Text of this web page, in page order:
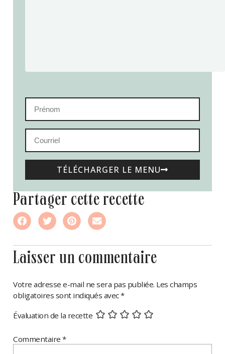
TÉLÉCHARGER LE MENU
partager cette recette
laisser un commentaire
Votre adresse e-mail ne sera pas publiée. Les champs
obligatoires sont indiqués avec*
Évaluation de la recette
Commentaire*